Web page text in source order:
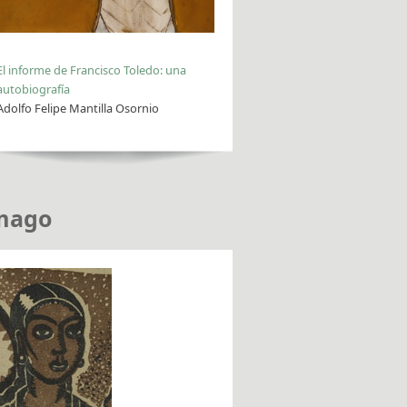
informe de Francisco Toledo: una
Felipe Mantilla Osornio